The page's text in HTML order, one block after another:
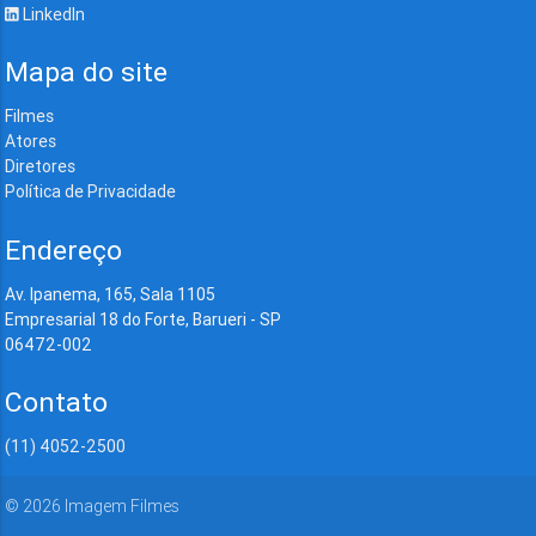
LinkedIn
Mapa do site
Filmes
Atores
Diretores
Política de Privacidade
Endereço
Av. Ipanema, 165, Sala 1105
Empresarial 18 do Forte, Barueri - SP
06472-002
Contato
(11) 4052-2500
© 2026 Imagem Filmes